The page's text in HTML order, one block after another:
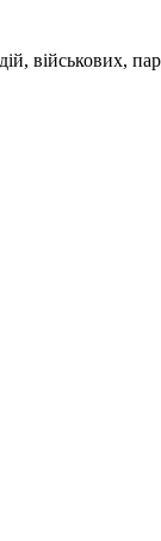
військових,